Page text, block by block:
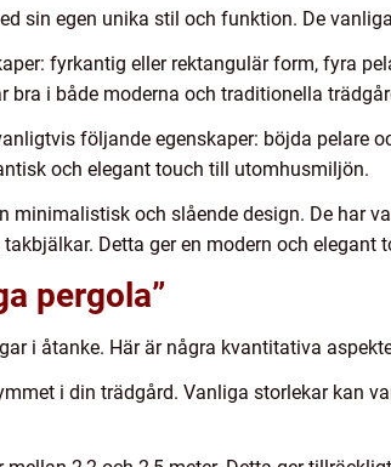
sin egen unika stil och funktion. De
fyrkantig eller rektangulär form, fyra
i både moderna och traditionella
följande egenskaper: böjda pelare
och elegant touch till utomhusmiljön.
minimalistisk och slående design. De har
Detta ger en modern och elegant
pergola”
i åtanke. Här är några kvantitativa
i din trädgård. Vanliga storlekar kan